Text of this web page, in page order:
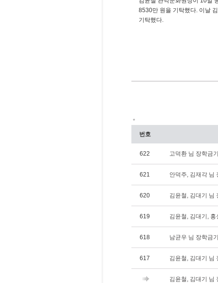
8530만 원을 기탁했다. 이날
기탁했다.
*
번호
622 고덕환 님 장학금
621 안덕주, 김재각
620 김윤철, 김대기
619 김윤철, 김대기,
618 남균우 님 장학금
617 김윤철, 김대기 님
김윤철, 김대기 님